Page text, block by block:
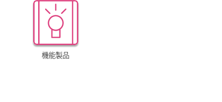
機能製品